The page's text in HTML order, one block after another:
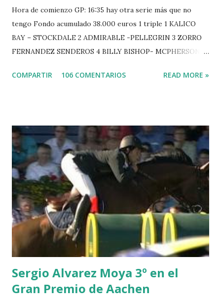
Hora de comienzo GP: 16:35 hay otra serie más que no
tengo Fondo acumulado 38.000 euros 1 triple 1 KALICO
BAY – STOCKDALE 2 ADMIRABLE -PELLEGRIN 3 ZORRO
FERNANDEZ SENDEROS 4 BILLY BISHOP- MCPHERSON 5
-EPAILLARD 7 GIG AMAI M WHITAKER 8 SILVANA DU
POWER - MILLAR 5 ARMANIE -VOORN 6 QUERLYBET
HERO -LEJAUNE 7 MO CHROI - O’BRIEN 8 CARMENA Z -
BREEN 9 JALLA DE GAVIERE -RAMZY AL DUHAMI 10
NOVEL -PHILIPPAERTS 3 triple 1 LATE NIGHT -LEVY 2 K
CLUB LADY -O’CONNOR 3 QUICK STUDY - HOUGH 4
LORENZO -AHLMANN 5 L’ESPOIR -GULLIKSEN 6
TOPINAMBOUR -LEPREVOST 7 WISCONSIN 111 -MOYA 8
INTERTOY Z - BRASH 9 HERALD –CORDON 10 SELDANA
DI CAMPALTO -SHARBATLY Vuelta Triunfal... el ganador
del Gran Premio en su vuelta de honor
COMPARTIR 106 COMENTARIOS READ MORE »
Sergio Alvarez Moya 3º en el
Gran Premio de Aachen